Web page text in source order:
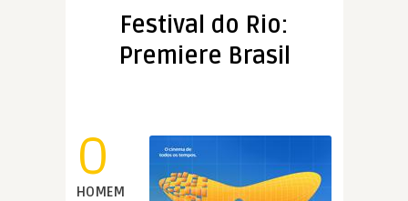
Festival do Rio:
Premiere Brasil
O
HOMEM